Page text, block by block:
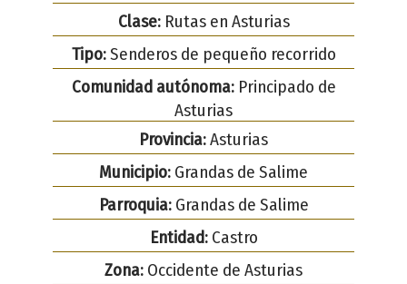
Clase:Rutas en Asturias
Tipo:Senderos de pequeño recorrido
Comunidad autónoma:Principado de
Asturias
Provincia:Asturias
Municipio: Grandas de Salime
Parroquia:Grandas de Salime
Entidad:Castro
Zona: Occidente de Asturias